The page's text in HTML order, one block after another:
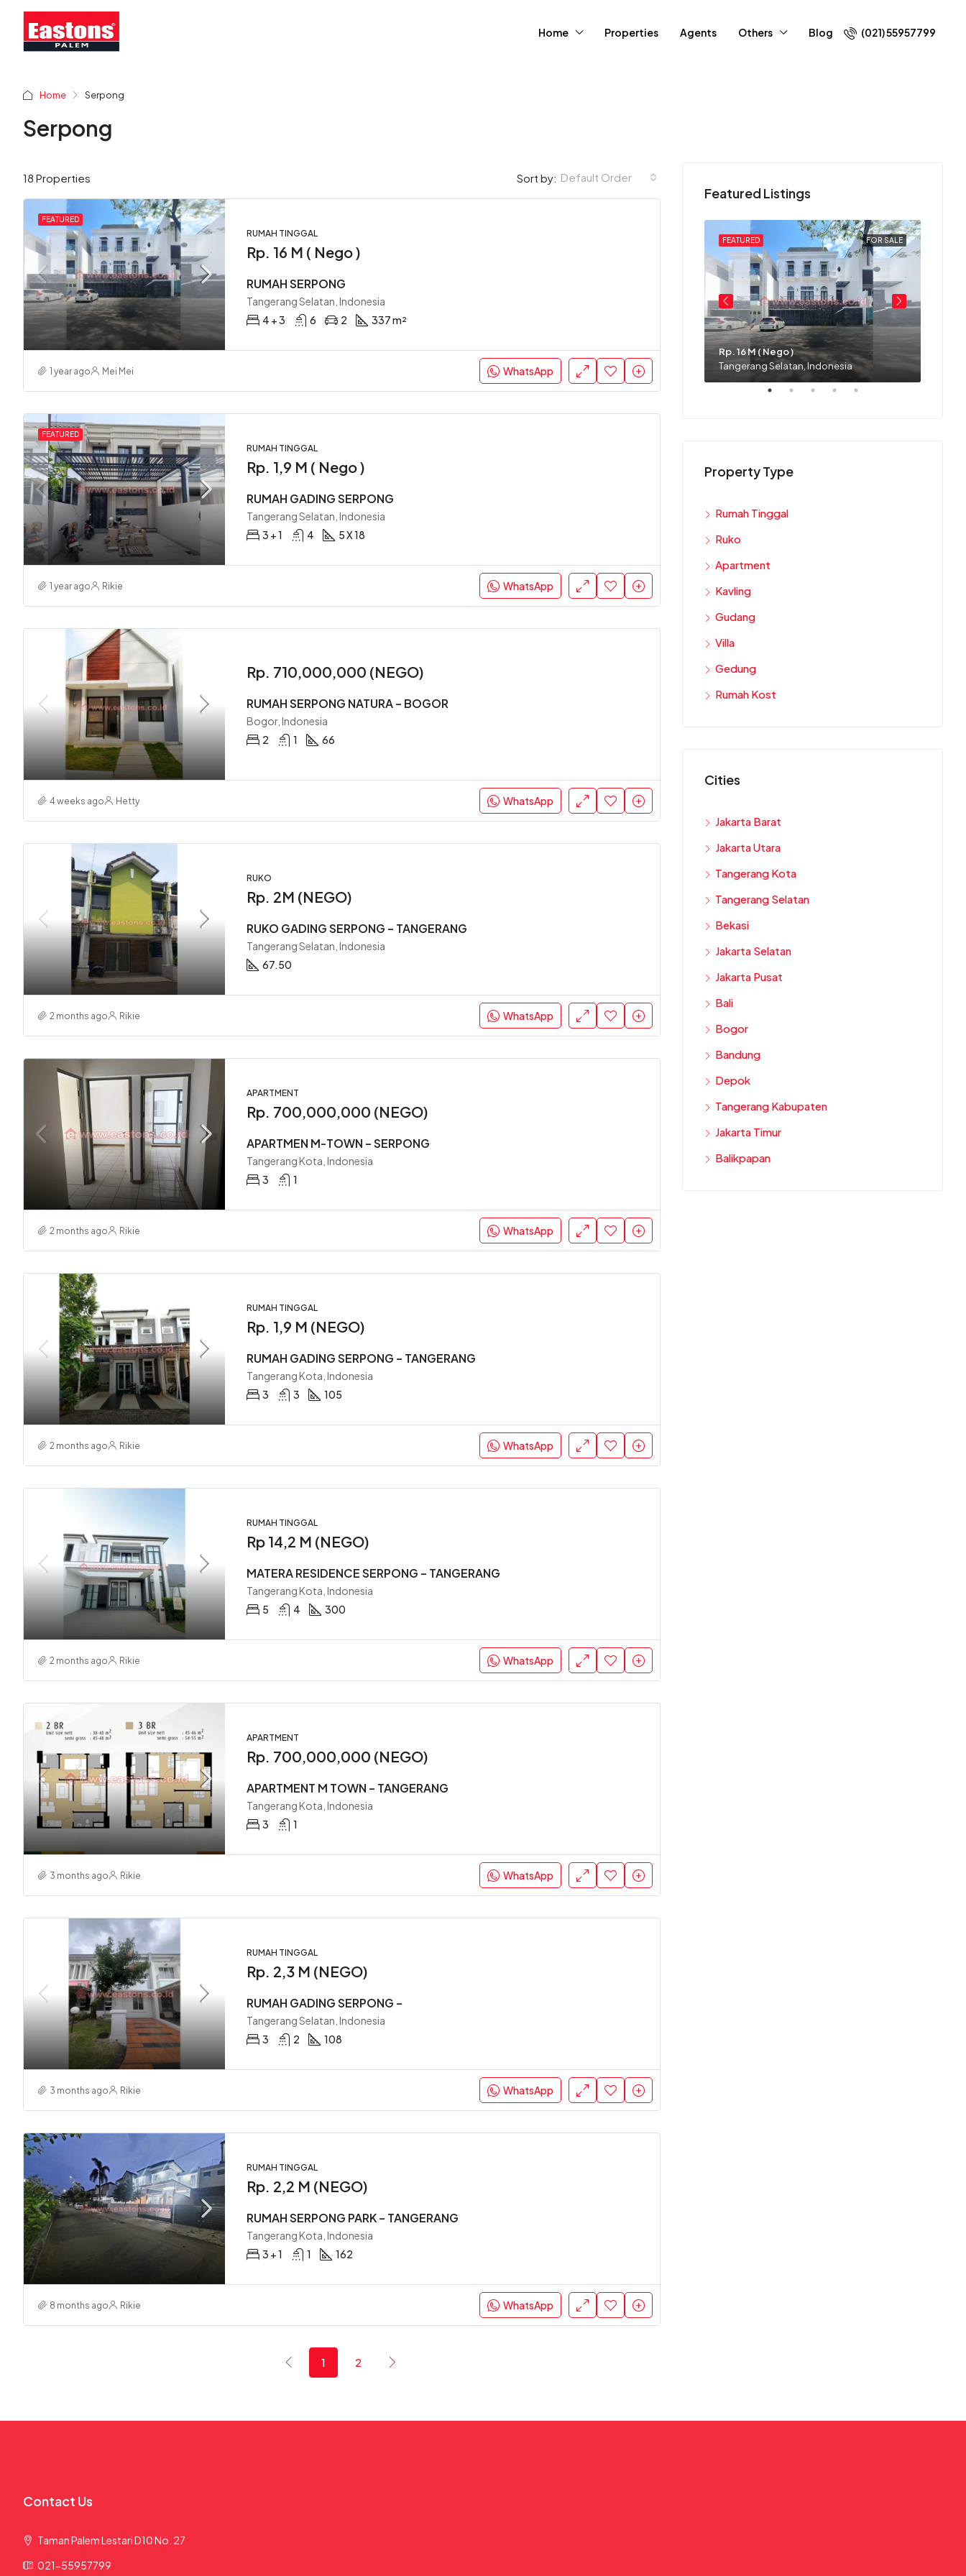
Home Properties Agents Others Blog (021) 55957799
Home Serpong
Serpong
18 Properties Sort by: Default Order
FEATURED
RUMAH TINGGAL
Rp. 16 M ( Nego )
RUMAH SERPONG
Tangerang Selatan, Indonesia
4 + 3
6 2 337 m²
1 year ago Mei Mei WhatsApp
FEATURED
RUMAH TINGGAL
Rp. 1,9 M ( Nego )
RUMAH GADING SERPONG
Tangerang Selatan, Indonesia
3 + 1
4 5 X 18
1 year ago Rikie WhatsApp
Rp. 710,000,000 (NEGO)
RUMAH SERPONG NATURA – BOGOR
Bogor, Indonesia
2
1 66
4 weeks ago Hetty WhatsApp
RUKO
Rp. 2M (NEGO)
RUKO GADING SERPONG – TANGERANG
Tangerang Selatan, Indonesia
67.50
2 months ago Rikie WhatsApp
APARTMENT
Rp. 700,000,000 (NEGO)
APARTMEN M-TOWN – SERPONG
Tangerang Kota, Indonesia
3
1
2 months ago Rikie WhatsApp
RUMAH TINGGAL
Rp. 1,9 M (NEGO)
RUMAH GADING SERPONG – TANGERANG
Tangerang Kota, Indonesia
3
3 105
2 months ago Rikie WhatsApp
RUMAH TINGGAL
Rp 14,2 M (NEGO)
MATERA RESIDENCE SERPONG – TANGERANG
Tangerang Kota, Indonesia
5
4 300
2 months ago Rikie WhatsApp
APARTMENT
Rp. 700,000,000 (NEGO)
APARTMENT M TOWN – TANGERANG
Tangerang Kota, Indonesia
3
1
3 months ago Rikie WhatsApp
RUMAH TINGGAL
Rp. 2,3 M (NEGO)
RUMAH GADING SERPONG –
Tangerang Selatan, Indonesia
3
2 108
3 months ago Rikie WhatsApp
RUMAH TINGGAL
Rp. 2,2 M (NEGO)
RUMAH SERPONG PARK – TANGERANG
Tangerang Kota, Indonesia
3 + 1
1 162
8 months ago Rikie WhatsApp
1 2
Featured Listings
Rp. 9,975 M ( Nego )
Jakarta Barat, Indonesia
FOR SALE
FEATURED
Rp. 16 M ( Nego )
Tangerang Selatan, Indonesia
Property Type
Rumah Tinggal
Ruko
Apartment
Kavling
Gudang
Villa
Gedung
Rumah Kost
Cities
Jakarta Barat
Jakarta Utara
Tangerang Kota
Tangerang Selatan
Bekasi
Jakarta Selatan
Jakarta Pusat
Bali
Bogor
Bandung
Depok
Tangerang Kabupaten
Jakarta Timur
Balikpapan
Contact Us
Taman Palem Lestari D10 No. 27
021-55957799